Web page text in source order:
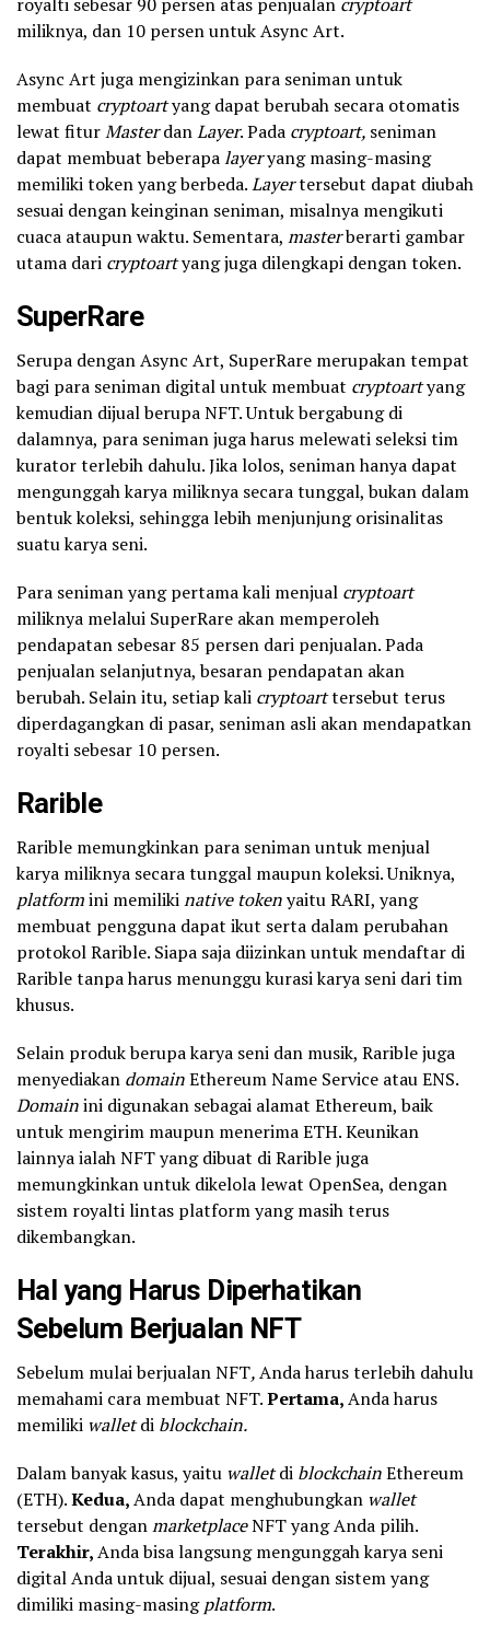
miliknya, dan 10 persen untuk Async Art.
Async Art juga mengizinkan para seniman untuk
membuat cryptoartyang dapat berubah secara otomatis
lewat fiturMasterdanLayer. Pada cryptoart, seniman
dapat membuat beberapalayeryang masing-masing
memiliki token yang berbeda.Layertersebut dapat diubah
sesuai dengan keinginan seniman, misalnya mengikuti
cuaca ataupun waktu. Sementara, masterberarti gambar
utama dari cryptoartyang juga dilengkapi dengan token.
SuperRare
Serupa dengan Async Art, SuperRare merupakan tempat
bagi para seniman digital untuk membuat cryptoartyang
kemudian dijual berupa NFT. Untuk bergabung di
dalamnya, para seniman juga harus melewati seleksi tim
kurator terlebih dahulu. Jika lolos, seniman hanya dapat
mengunggah karya miliknya secara tunggal, bukan dalam
bentuk koleksi, sehingga lebih menjunjung orisinalitas
suatu karya seni.
Para seniman yang pertama kali menjual cryptoart
miliknya melalui SuperRare akan memperoleh
pendapatan sebesar 85 persen dari penjualan. Pada
penjualan selanjutnya, besaran pendapatan akan
berubah. Selain itu, setiap kali cryptoarttersebut terus
diperdagangkan di pasar, seniman asli akan mendapatkan
royalti sebesar 10 persen.
Rarible
Rarible memungkinkan para seniman untuk menjual
karya miliknya secara tunggal maupun koleksi. Uniknya,
platformini memilikinative tokenyaitu RARI, yang
membuat pengguna dapat ikut serta dalam perubahan
protokol Rarible. Siapa saja diizinkan untuk mendaftar di
Rarible tanpa harus menunggu kurasi karya seni dari tim
khusus.
Selain produk berupa karya seni dan musik, Rarible juga
menyediakan domainEthereum Name Service atau ENS.
Domainini digunakan sebagai alamat Ethereum, baik
untuk mengirim maupun menerima ETH. Keunikan
lainnya ialah NFT yang dibuat di Rarible juga
memungkinkan untuk dikelola lewat OpenSea, dengan
sistem royalti lintas platform yang masih terus
dikembangkan.
Hal yang Harus Diperhatikan
Sebelum Berjualan NFT
Sebelum mulai berjualan NFT,Anda harus terlebih dahulu
memahami cara membuat NFT.Pertama,Anda harus
memiliki walletdi blockchain.
Dalam banyak kasus, yaitu walletdi blockchainEthereum
(ETH).Kedua,Anda dapat menghubungkan wallet
tersebut denganmarketplaceNFT yang Anda pilih.
Terakhir,Anda bisa langsung mengunggah karya seni
digital Anda untuk dijual, sesuai dengan sistem yang
dimiliki masing-masingplatform.